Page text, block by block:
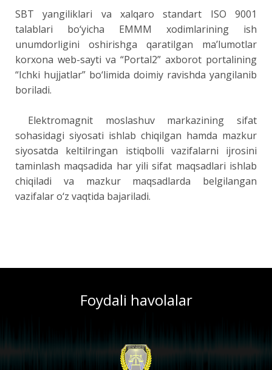
SBT yangiliklari va xalqaro standart ISO 9001
talablari bo‘yicha EMMM xodimlarining ish
unumdorligini oshirishga qaratilgan ma’lumotlar
korxona web-sayti va “Portal2” axborot portalining
“Ichki hujjatlar” bo‘limida doimiy ravishda yangilanib
boriladi.
Elektromagnit moslashuv markazining sifat
sohasidagi siyosati ishlab chiqilgan hamda mazkur
siyosatda keltilringan istiqbolli vazifalarni ijrosini
taminlash maqsadida har yili sifat maqsadlari ishlab
chiqiladi va mazkur maqsadlarda belgilangan
vazifalar o‘z vaqtida bajariladi.
Foydali havolalar